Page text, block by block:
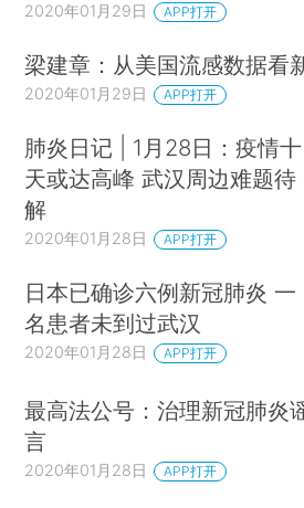
2020年01月29日 APP打开
梁建章：从美国流感数据看
2020年01月29日 APP打开
肺炎日记 | 1月28日：疫情十
天或达高峰 武汉周边难题待
解
2020年01月28日 APP打开
日本已确诊六例新冠肺炎 一
名患者未到过武汉
2020年01月28日 APP打开
最高法公号：治理新冠肺炎
言
2020年01月28日 APP打开